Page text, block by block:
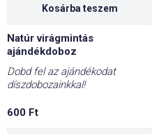
Kosárba teszem
Natúr virágmintás
ajándékdoboz
Dobd fel az ajándékodat
díszdobozainkkal!
600 Ft